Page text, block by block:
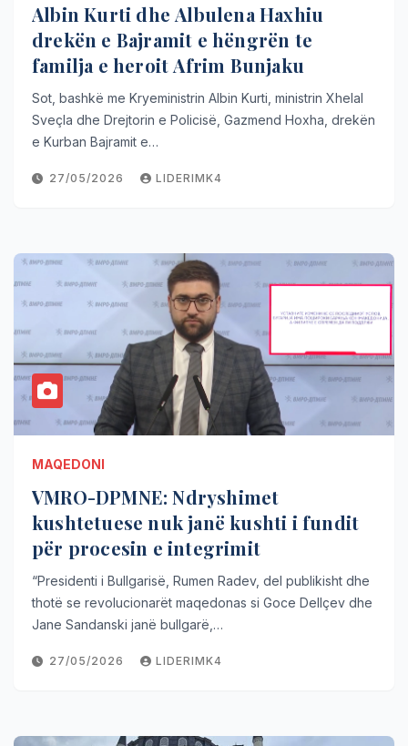
Albin Kurti dhe Albulena Haxhiu
drekën e Bajramit e hëngrën te
familja e heroit Afrim Bunjaku
Sot, bashkë me Kryeministrin Albin Kurti, ministrin Xhelal
Sveçla dhe Drejtorin e Policisë, Gazmend Hoxha, drekën
e Kurban Bajramit e…
27/05/2026 LIDERIMK4
MAQEDONI
VMRO-DPMNE: Ndryshimet
kushtetuese nuk janë kushti i fundit
për procesin e integrimit
“Presidenti i Bullgarisë, Rumen Radev, del publikisht dhe
thotë se revolucionarët maqedonas si Goce Dellçev dhe
Jane Sandanski janë bullgarë,…
27/05/2026 LIDERIMK4